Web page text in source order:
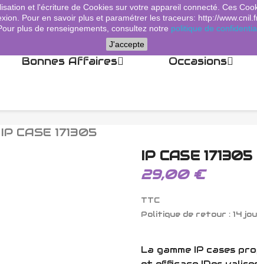
Bonnes Affaires Occasions
IP CASE 171305
IP CASE 171305
29,00 €
TTC
Politique de retour : 14
La gamme IP cases
et l'écriture de Cookies sur votre appareil connecté. Ces
Pour en savoir plus et paramétrer les traceurs: http://
plus de renseignements, consultez notre politique de
J'accepte